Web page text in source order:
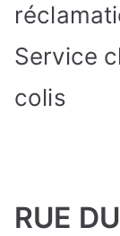
Service
colis
RUE